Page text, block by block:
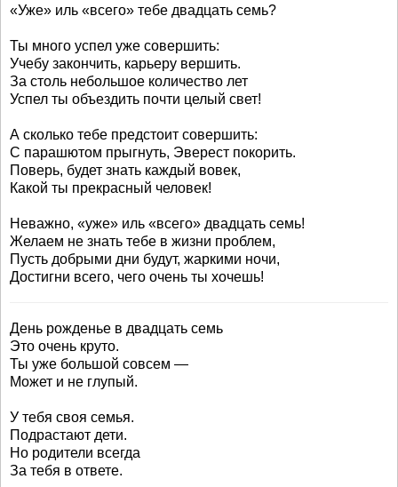
«Уже» иль «всего» тебе двадцать семь?
Ты много успел уже совершить:
Учебу закончить, карьеру вершить.
За столь небольшое количество лет
Успел ты объездить почти целый свет!
А сколько тебе предстоит совершить:
С парашютом прыгнуть, Эверест покорить.
Поверь, будет знать каждый вовек,
Какой ты прекрасный человек!
Неважно, «уже» иль «всего» двадцать семь!
Желаем не знать тебе в жизни проблем,
Пусть добрыми дни будут, жаркими ночи,
Достигни всего, чего очень ты хочешь!
День рожденье в двадцать семь
Это очень круто.
Ты уже большой совсем —
Может и не глупый.
У тебя своя семья.
Подрастают дети.
Но родители всегда
За тебя в ответе.